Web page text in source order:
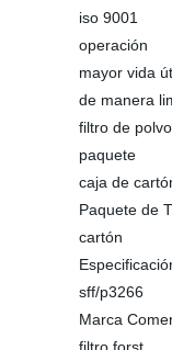
iso 9001
operación
mayor vida
de manera
filtro de
paquete
caja de
Paquete de
cartón
sff/p3266
Marca